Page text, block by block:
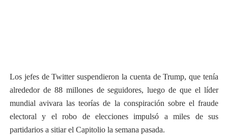
Los jefes de Twitter suspendieron la cuenta de Trump, que tenía
alrededor de 88 millones de seguidores, luego de que el líder
mundial avivara las teorías de la conspiración sobre el fraude
electoral y el robo de elecciones impulsó a miles de sus
partidarios a sitiar el Capitolio la semana pasada.